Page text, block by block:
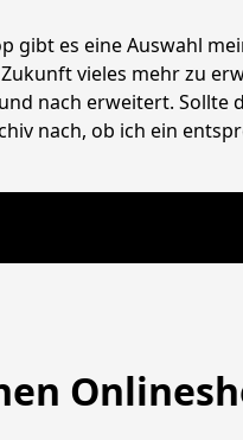
gibt es eine Auswahl
vieles mehr zu
nach erweitert.
nach, ob ich ein